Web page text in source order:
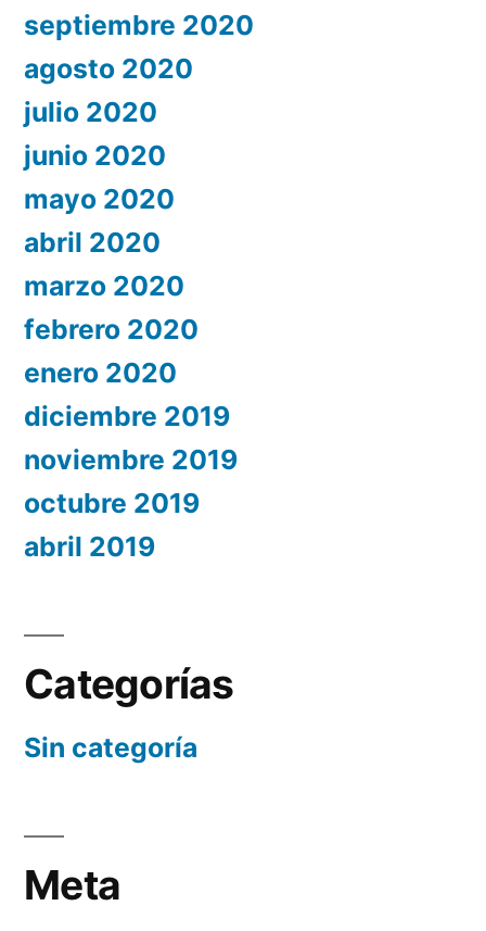
septiembre 2020
agosto 2020
julio 2020
junio 2020
mayo 2020
abril 2020
marzo 2020
febrero 2020
enero 2020
diciembre 2019
noviembre 2019
octubre 2019
abril 2019
Categorías
Sin categoría
Meta